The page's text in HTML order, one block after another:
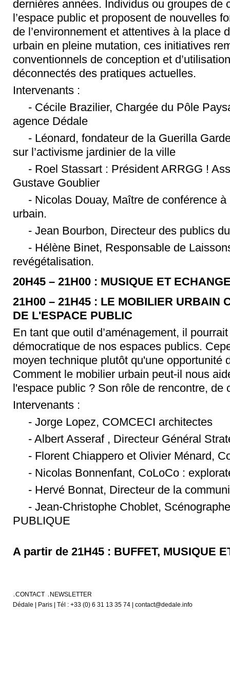
dernières années. Individus ou groupes
l’espace public et proposent de nouvelles
de l’environnement et attentives à la place
urbain en pleine mutation, ces initiatives
conventionnels de conception et
déconnectés des pratiques actuelles.
Intervenants :
- Cécile Brazilier, Chargée du Pôle
agence Dédale
- Léonard, fondateur de la Guerilla
sur l’activisme jardinier de la ville
- Roel Stassart : Président ARRGG !
Gustave Goublier
- Nicolas Douay, Maître de conférence à
urbain.
- Jean Bourbon, Directeur des publics
- Hélène Binet, Responsable de
revégétalisation.
20H45 – 21H00 : MUSIQUE ET
21H00 – 21H45 : LE MOBILIER URBAIN
DE L'ESPACE PUBLIC
En tant que outil d’aménagement, il
démocratique de nos espaces publics.
moyen technique plutôt qu'une opportunité
Comment le mobilier urbain peut-il nous
l'espace public ? Son rôle de rencontre, de
Intervenants :
- Jorge Lopez, COMCECI architectes
- Albert Asseraf , Directeur Général
- Florent Chiappero et Olivier Ménard,
- Nicolas Bonnenfant, CoLoCo :
- Hervé Bonnat, Directeur de la
- Jean-Christophe Choblet,
PUBLIQUE
A partir de 21H45 : BUFFET, MUSIQUE
CONTACT
NEWSLETTER
Dédale | Paris | Tél : +33 (0) 6 31 13 35 74 | contact@dedale.info